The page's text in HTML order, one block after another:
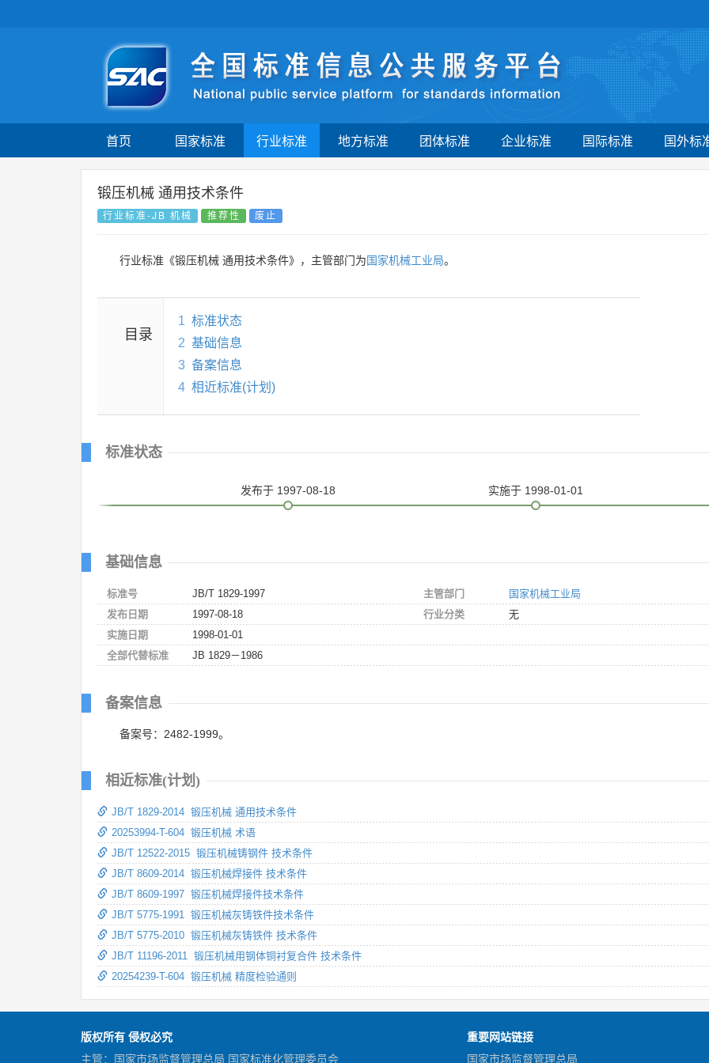
首页 国家标准 行业标准 地方标准 团体标准 企业标准 国际标准 国外标
锻压机械 通用技术条件
行业标准-JB 机械 推荐性 废止
行业标准《锻压机械 通用技术条件》，主管部门为国家机械工业局。
目录
1 标准状态
2 基础信息
3 备案信息
4 相近标准(计划)
标准状态
发布于 1997-08-18 实施于 1998-01-01
基础信息
标准号
JB/T 1829-1997
发布日期
1997-08-18
实施日期
1998-01-01
全部代替标准
JB 1829－1986
主管部门
国家机械工业局
行业分类
无
备案信息
备案号：2482-1999。
相近标准(计划)
JB/T 1829-2014 锻压机械 通用技术条件
20253994-T-604 锻压机械 术语
JB/T 12522-2015 锻压机械铸钢件 技术条件
JB/T 8609-2014 锻压机械焊接件 技术条件
JB/T 8609-1997 锻压机械焊接件技术条件
JB/T 5775-1991 锻压机械灰铸铁件技术条件
JB/T 5775-2010 锻压机械灰铸铁件 技术条件
JB/T 11196-2011 锻压机械用钢体铜衬复合件 技术条件
20254239-T-604 锻压机械 精度检验通则
版权所有 侵权必究
主管：国家市场监督管理总局 国家标准化管理委员会
重要网站链接
国家市场监督管理总局